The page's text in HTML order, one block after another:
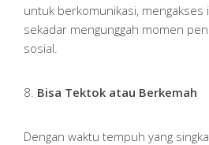
untuk berkomunikasi, mengakses
sekadar mengunggah momen
sosial.
8. Bisa Tektok atau Berkemah
Dengan waktu tempuh yang